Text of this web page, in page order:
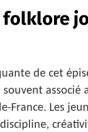
de cet
associé
France. Les